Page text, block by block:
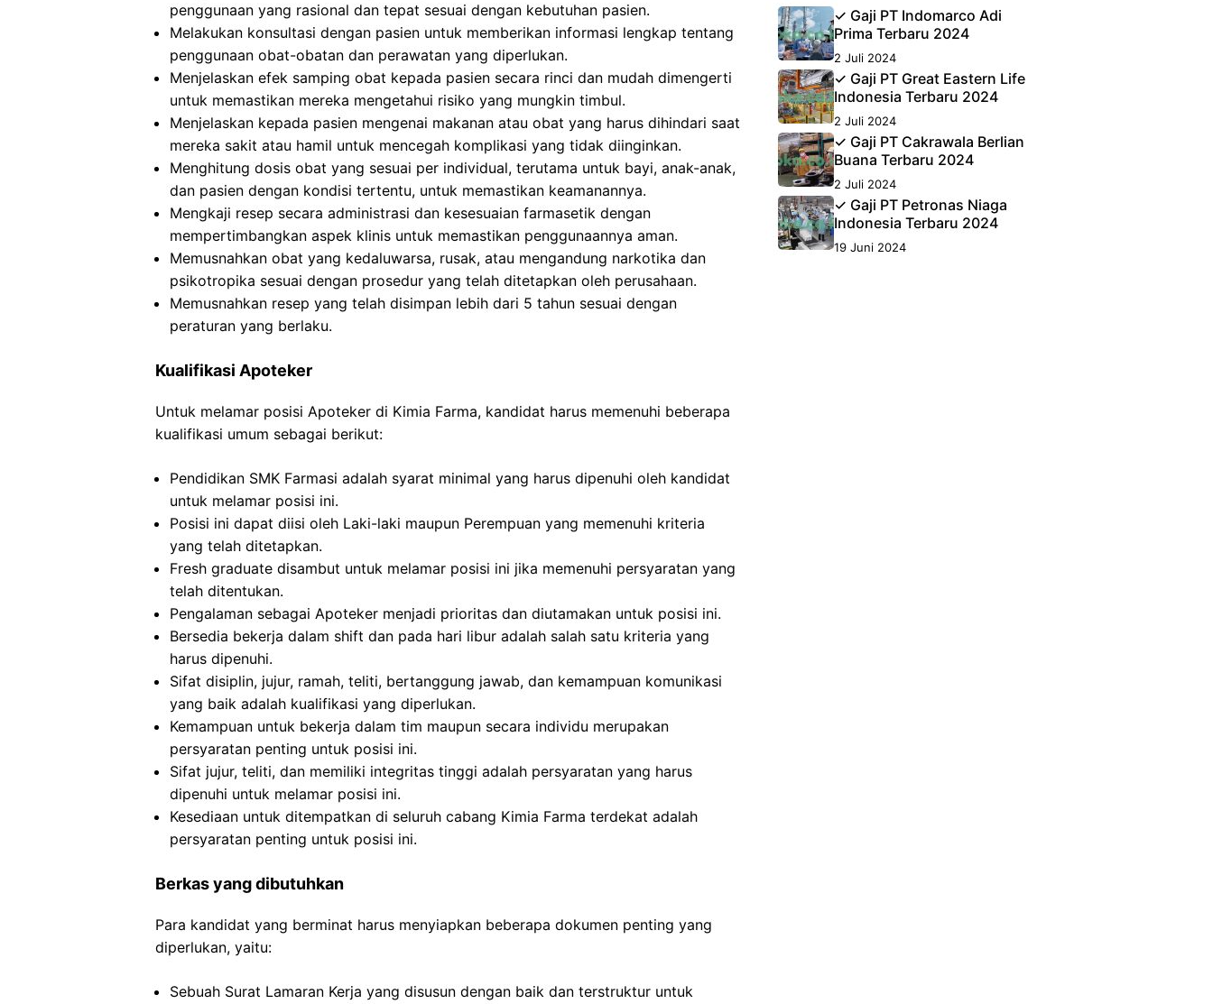
penggunaan yang rasional dan tepat sesuai dengan kebutuhan pasien.
Melakukan konsultasi dengan pasien untuk memberikan informasi lengkap tentang
penggunaan obat-obatan dan perawatan yang diperlukan.
Menjelaskan efek samping obat kepada pasien secara rinci dan mudah dimengerti
untuk memastikan mereka mengetahui risiko yang mungkin timbul.
Menjelaskan kepada pasien mengenai makanan atau obat yang harus dihindari saat
mereka sakit atau hamil untuk mencegah komplikasi yang tidak diinginkan.
Menghitung dosis obat yang sesuai per individual, terutama untuk bayi, anak-anak,
dan pasien dengan kondisi tertentu, untuk memastikan keamanannya.
Mengkaji resep secara administrasi dan kesesuaian farmasetik dengan
mempertimbangkan aspek klinis untuk memastikan penggunaannya aman.
Memusnahkan obat yang kedaluwarsa, rusak, atau mengandung narkotika dan
psikotropika sesuai dengan prosedur yang telah ditetapkan oleh perusahaan.
Memusnahkan resep yang telah disimpan lebih dari 5 tahun sesuai dengan
peraturan yang berlaku.
Kualifikasi Apoteker
Untuk melamar posisi Apoteker di Kimia Farma, kandidat harus memenuhi beberapa
kualifikasi umum sebagai berikut:
Pendidikan SMK Farmasi adalah syarat minimal yang harus dipenuhi oleh kandidat
untuk melamar posisi ini.
Posisi ini dapat diisi oleh Laki-laki maupun Perempuan yang memenuhi kriteria
yang telah ditetapkan.
Fresh graduate disambut untuk melamar posisi ini jika memenuhi persyaratan yang
telah ditentukan.
Pengalaman sebagai Apoteker menjadi prioritas dan diutamakan untuk posisi ini.
Bersedia bekerja dalam shift dan pada hari libur adalah salah satu kriteria yang
harus dipenuhi.
Sifat disiplin, jujur, ramah, teliti, bertanggung jawab, dan kemampuan komunikasi
yang baik adalah kualifikasi yang diperlukan.
Kemampuan untuk bekerja dalam tim maupun secara individu merupakan
persyaratan penting untuk posisi ini.
Sifat jujur, teliti, dan memiliki integritas tinggi adalah persyaratan yang harus
dipenuhi untuk melamar posisi ini.
Kesediaan untuk ditempatkan di seluruh cabang Kimia Farma terdekat adalah
persyaratan penting untuk posisi ini.
Berkas yang dibutuhkan
Para kandidat yang berminat harus menyiapkan beberapa dokumen penting yang
diperlukan, yaitu:
Sebuah Surat Lamaran Kerja yang disusun dengan baik dan terstruktur untuk
✓ Gaji PT Indomarco Adi
Prima Terbaru 2024
2 Juli 2024
✓ Gaji PT Great Eastern Life
Indonesia Terbaru 2024
2 Juli 2024
✓ Gaji PT Cakrawala Berlian
Buana Terbaru 2024
2 Juli 2024
✓ Gaji PT Petronas Niaga
Indonesia Terbaru 2024
19 Juni 2024